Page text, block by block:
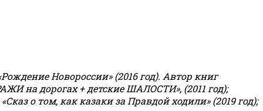
Новороссии» (2016 год). Автор книг
на дорогах + детские ШАЛОСТИ», (2011 год);
о том, как казаки за Правдой ходили» (2019 год);